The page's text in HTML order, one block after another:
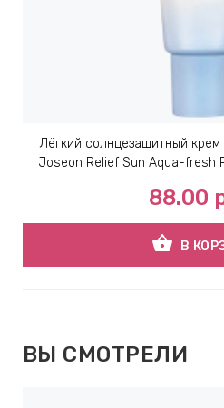
Лёгкий солнцезащитный
Joseon Relief Sun Aqua-fresh
88.00
shopping_basket В
ВЫ СМОТРЕЛИ